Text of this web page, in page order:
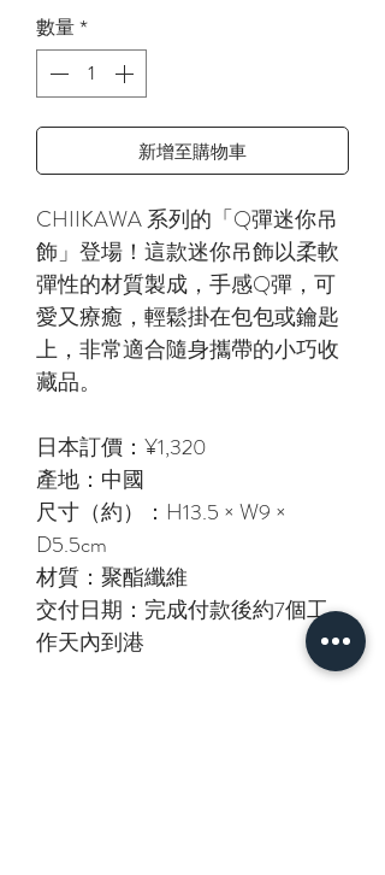
數量 *
新增至購物車
CHIIKAWA 系列的「Q彈迷你吊
飾」登場！這款迷你吊飾以柔軟
彈性的材質製成，手感Q彈，可
愛又療癒，輕鬆掛在包包或鑰匙
上，非常適合隨身攜帶的小巧收
藏品。
日本訂價：¥1,320
產地：中國
尺寸（約）：H13.5 × W9 ×
D5.5cm
材質：聚酯纖維
交付日期：完成付款後約7個工
作天內到港